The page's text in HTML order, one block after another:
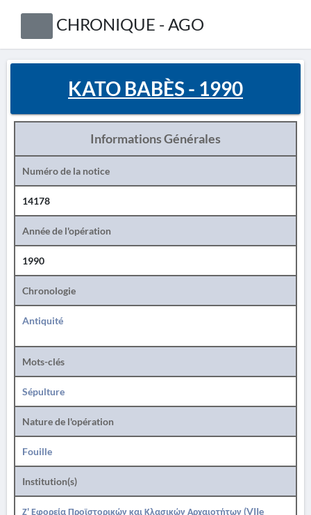
CHRONIQUE - AGO
KATO BABÈS - 1990
Informations Générales
Numéro de la notice
14178
Année de l'opération
1990
Chronologie
Antiquité
Mots-clés
Sépulture
Nature de l'opération
Fouille
Institution(s)
Ζ' Εφορεία Προϊστορικών και Κλασικών Αρχαιοτήτων (VIIe